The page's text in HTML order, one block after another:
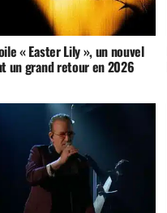
« Easter Lily », un nouvel
un grand retour en 2026